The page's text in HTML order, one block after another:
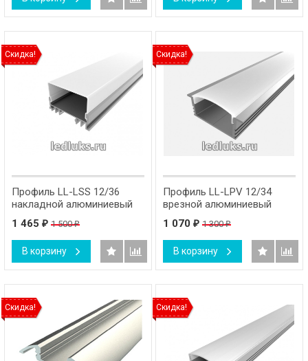
Скидка!
Профиль LL-LSS 12/36
накладной алюминиевый
1 465 ₽ 1 500₽
В корзину
Скидка!
Профиль LL-LPV 12/34
врезной алюминиевый
1 070 ₽ 1 300₽
В корзину
Скидка! Скидка!